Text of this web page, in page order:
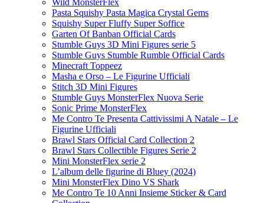
Wild MonsterFlex
Pasta Squishy Pasta Magica Crystal Gems
Squishy Super Fluffy Super Soffice
Garten Of Banban Official Cards
Stumble Guys 3D Mini Figures serie 5
Stumble Guys Stumble Rumble Official Cards
Minecraft Toppeez
Masha e Orso – Le Figurine Ufficiali
Stitch 3D Mini Figures
Stumble Guys MonsterFlex Nuova Serie
Sonic Prime MonsterFlex
Me Contro Te Presenta Cattivissimi A Natale – Le
Figurine Ufficiali
Brawl Stars Official Card Collection 2
Brawl Stars Collectible Figures Serie 2
Mini MonsterFlex serie 2
L’album delle figurine di Bluey (2024)
Mini MonsterFlex Dino VS Shark
Me Contro Te 10 Anni Insieme Sticker & Card